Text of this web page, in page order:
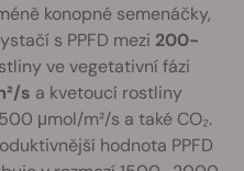
konopné semenáčky,
s PPFD mezi 200-
ve vegetativní fázi
s a kvetoucí rostliny
μmol/m²/s a také CO₂.
hodnota PPFD